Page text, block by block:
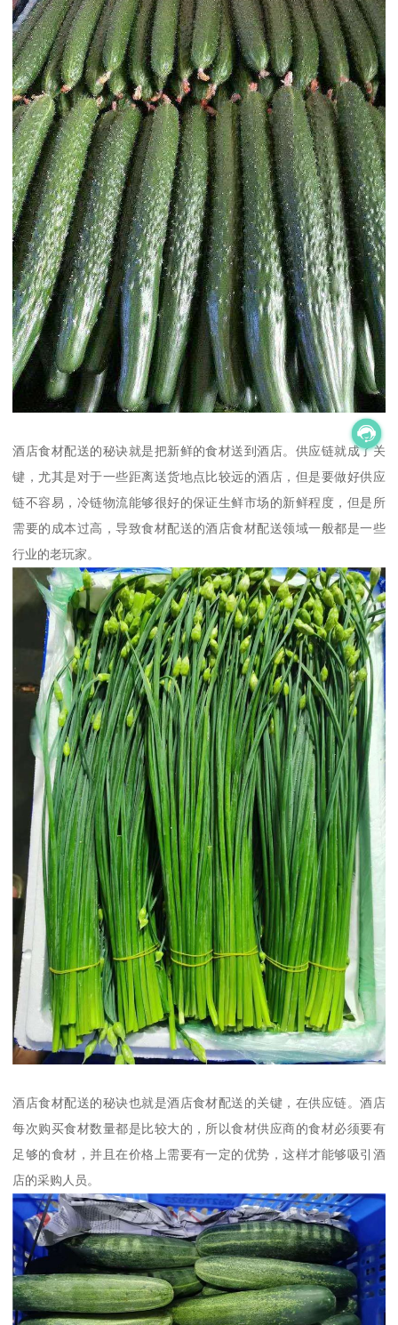
酒店食材配送的秘诀就是把新鲜的食材送到酒店。供应链就成了关
键，尤其是对于一些距离送货地点比较远的酒店，但是要做好供应
链不容易，冷链物流能够很好的保证生鲜市场的新鲜程度，但是所
需要的成本过高，导致食材配送的酒店食材配送领域一般都是一些
行业的老玩家。
酒店食材配送的秘诀也就是酒店食材配送的关键，在供应链。酒店
每次购买食材数量都是比较大的，所以食材供应商的食材必须要有
足够的食材，并且在价格上需要有一定的优势，这样才能够吸引酒
店的采购人员。